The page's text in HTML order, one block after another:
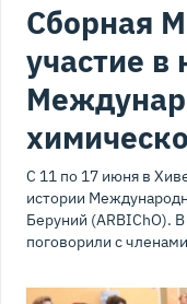
Сборная
участие в
С 11 по 17 июня в
истории
Беруний (ARBIChO).
поговорили с